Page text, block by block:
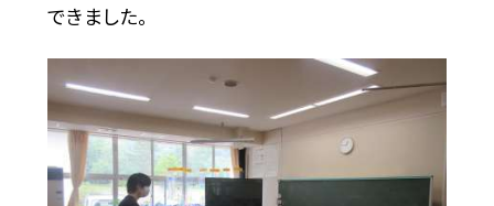
できました。